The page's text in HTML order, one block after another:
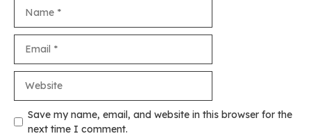
Save my name, email, and website in this browser for the
next time I comment.